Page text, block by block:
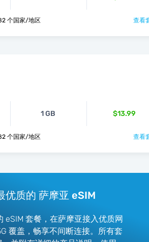
外 182 个国家/地区 查看
1 GB $13.99
外 182 个国家/地区 查看
优质的 萨摩亚 eSIM
eSIM 套餐，在萨摩亚接入优质网
覆盖，畅享不间断连接。所有套